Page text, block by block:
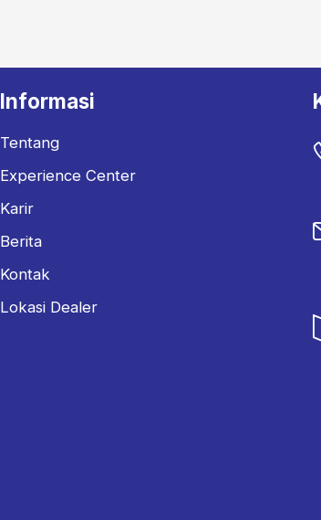
Informasi
Tentang
Experience Center
Karir
Berita
Kontak
Lokasi Dealer